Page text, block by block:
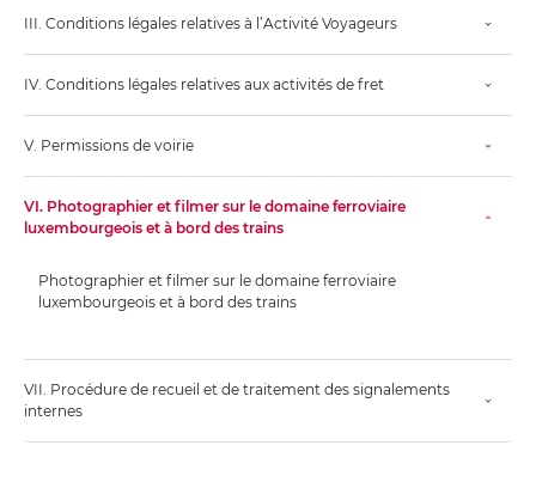
III. Conditions légales relatives à l’Activité Voyageurs
IV. Conditions légales relatives aux activités de fret
V. Permissions de voirie
VI. Photographier et filmer sur le domaine ferroviaire
luxembourgeois et à bord des trains
Photographier et filmer sur le domaine ferroviaire
luxembourgeois et à bord des trains
VII. Procédure de recueil et de traitement des signalements
internes